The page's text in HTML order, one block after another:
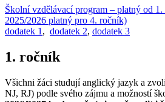
Školní vzdělávací program – platný od
2025/2026 platný pro 4. ročník)
dodatek 1, dodatek 2, dodatek 3
1. ročník
Všichni žáci studují anglický jazyk a
NJ, RJ) podle svého zájmu a možností